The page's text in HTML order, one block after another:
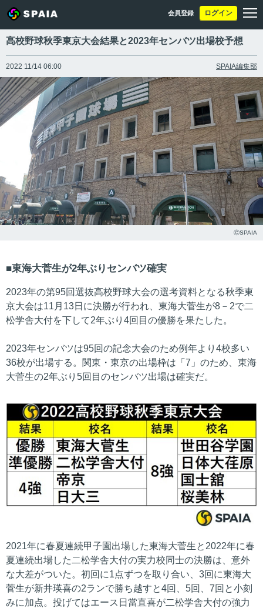
会員登録 ログイン
高校野球秋季東京大会結果と2023年センバツ出場校予想
2022 11/14 06:00 SPAIA編集部
ⒸSPAIA
東海大菅生が2年ぶりセンバツ確実
2023年の第95回選抜高校野球大会の選考資料となる秋季東
京大会は11月13日に決勝が行われ、東海大菅生が8－2で二
松学舎大付を下して2年ぶり4回目の優勝を果たした。
2023年センバツは95回の記念大会のため例年より4校多い
36校が出場する。関東・東京の出場枠は「7」のため、東海
大菅生の2年ぶり5回目のセンバツ出場は確実だ。
2021年に春夏連続甲子園出場した東海大菅生と2022年に春
夏連続出場した二松学舎大付の実力校同士の決勝は、意外
な大差がついた。初回に1点ずつを取り合い、3回に東海大
菅生が新井瑛喜の2ランで勝ち越すと4回、5回、7回と小刻
みに加点。投げてはエース日當直喜が二松学舎大付の強力